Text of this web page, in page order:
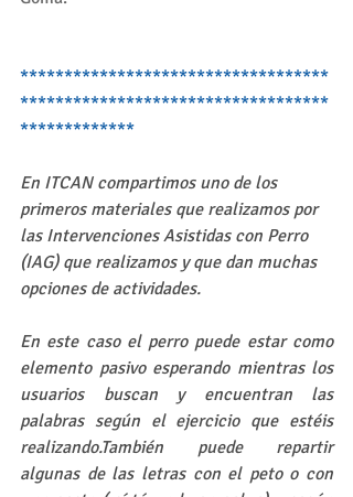
***********************************
***********************************
*************
En ITCAN compartimos uno de los
primeros materiales que realizamos por
las Intervenciones Asistidas con Perro
(IAG) que realizamos y que dan muchas
opciones de actividades.
En este caso el perro puede estar como
elemento pasivo esperando mientras los
usuarios buscan y encuentran las
palabras según el ejercicio que estéis
realizando.También puede repartir
algunas de las letras con el peto o con